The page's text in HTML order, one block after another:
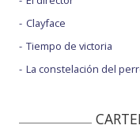
Clayface
Tiempo de victoria
La constelación del